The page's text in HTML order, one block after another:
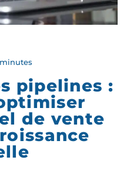
pipelines :
de vente